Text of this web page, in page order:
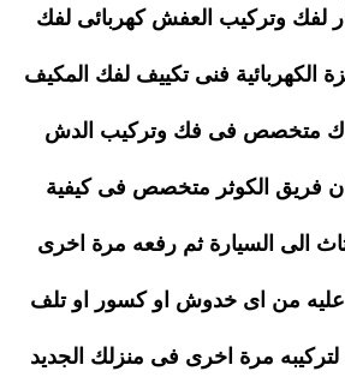
لفك وتركيب العفش كهربائى لفك
الكهربائية فنى تكييف لفك المكيف
متخصص فى فك وتركيب الدش
ان فريق الكوثر متخصص فى كيفية
الى السيارة ثم رفعه مرة اخرى
عليه من اى خدوش او كسور او تلف
لتركيبه مرة اخرى فى منزلك الجديد